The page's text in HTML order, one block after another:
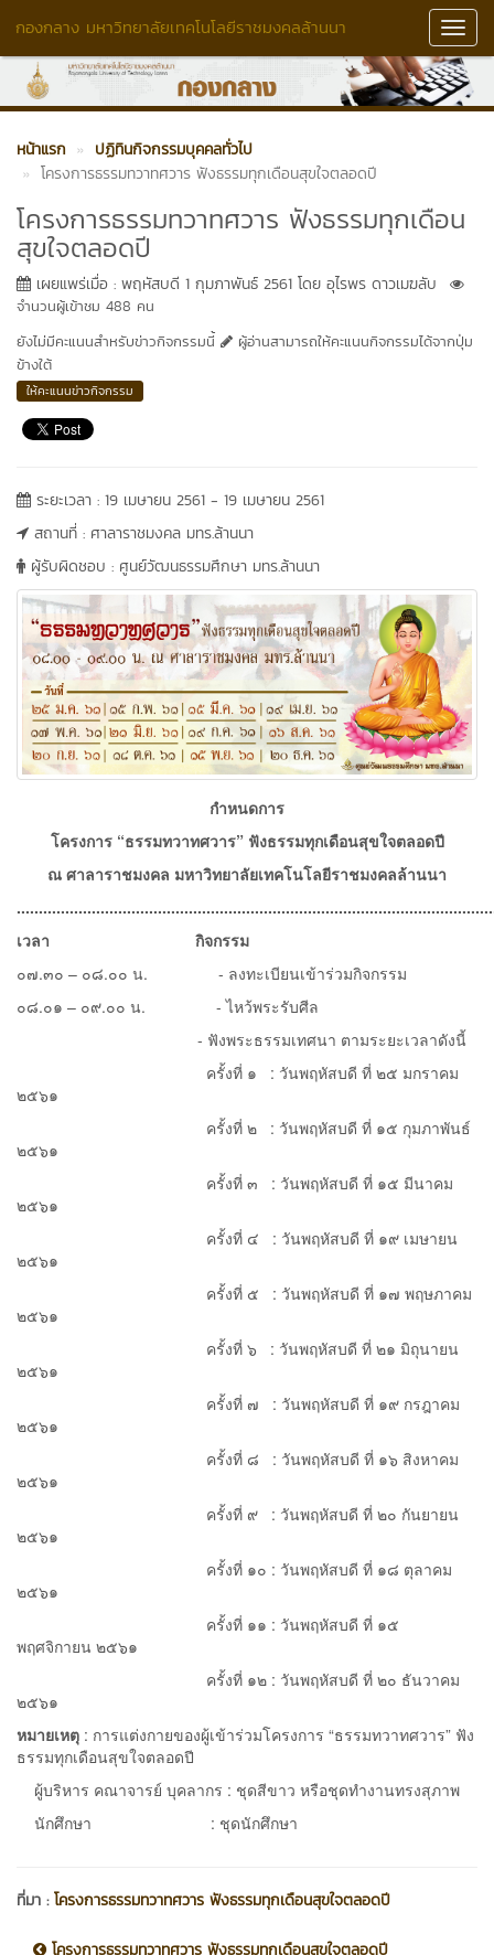
กองกลาง มหาวิทยาลัยเทคโนโลยีราชมงคลล้านนา
หน้าแรก
ปฏิทินกิจกรรมบุคคลทั่วไป
โครงการธรรมทวาทศวาร ฟังธรรมทุกเดือนสุขใจตลอดปี
โครงการธรรมทวาทศวาร ฟังธรรมทุกเดือน
สุขใจตลอดปี
เผยแพร่เมื่อ : พฤหัสบดี 1 กุมภาพันธ์ 2561 โดย อุไรพร ดาวเมฆลับ
จำนวนผู้เข้าชม 488 คน
ยังไม่มีคะแนนสำหรับข่าวกิจกรรมนี้
ผู้อ่านสามารถให้คะแนนกิจกรรมได้จากปุ่ม
ข้างใต้
ให้คะแนนข่าวกิจกรรม
ระยะเวลา : 19 เมษายน 2561 - 19 เมษายน 2561
สถานที่ : ศาลาราชมงคล มทร.ล้านนา
ผู้รับผิดชอบ : ศูนย์วัฒนธรรมศึกษา มทร.ล้านนา
กำหนดการ
โครงการ “ธรรมทวาทศวาร” ฟังธรรมทุกเดือนสุขใจตลอดปี
ณ ศาลาราชมงคล มหาวิทยาลัยเทคโนโลยีราชมงคลล้านนา
เวลา
กิจกรรม
๐๗.๓๐ – ๐๘.๐๐ น. - ลงทะเบียนเข้าร่วมกิจกรรม
๐๘.๐๑ – ๐๙.๐๐ น. - ไหว้พระรับศีล
- ฟังพระธรรมเทศนา ตามระยะเวลาดังนี้
ครั้งที่ ๑ : วันพฤหัสบดี ที่ ๒๕ มกราคม
๒๕๖๑
ครั้งที่ ๒ : วันพฤหัสบดี ที่ ๑๕ กุมภาพันธ์
๒๕๖๑
ครั้งที่ ๓ : วันพฤหัสบดี ที่ ๑๕ มีนาคม
๒๕๖๑
ครั้งที่ ๔ : วันพฤหัสบดี ที่ ๑๙ เมษายน
๒๕๖๑
ครั้งที่ ๕ : วันพฤหัสบดี ที่ ๑๗ พฤษภาคม
๒๕๖๑
ครั้งที่ ๖ : วันพฤหัสบดี ที่ ๒๑ มิถุนายน
๒๕๖๑
ครั้งที่ ๗ : วันพฤหัสบดี ที่ ๑๙ กรฎาคม
๒๕๖๑
ครั้งที่ ๘ : วันพฤหัสบดี ที่ ๑๖ สิงหาคม
๒๕๖๑
ครั้งที่ ๙ : วันพฤหัสบดี ที่ ๒๐ กันยายน
๒๕๖๑
ครั้งที่ ๑๐ : วันพฤหัสบดี ที่ ๑๘ ตุลาคม
๒๕๖๑
ครั้งที่ ๑๑ : วันพฤหัสบดี ที่ ๑๕
พฤศจิกายน ๒๕๖๑
ครั้งที่ ๑๒ : วันพฤหัสบดี ที่ ๒๐ ธันวาคม
๒๕๖๑
หมายเหตุ : การแต่งกายของผู้เข้าร่วมโครงการ “ธรรมทวาทศวาร” ฟัง
ธรรมทุกเดือนสุขใจตลอดปี
ผู้บริหาร คณาจารย์ บุคลากร : ชุดสีขาว หรือชุดทำงานทรงสุภาพ
นักศึกษา : ชุดนักศึกษา
ที่มา :โครงการธรรมทวาทศวาร ฟังธรรมทุกเดือนสุขใจตลอดปี
โครงการธรรมทวาทศวาร ฟังธรรมทุกเดือนสุขใจตลอดปี